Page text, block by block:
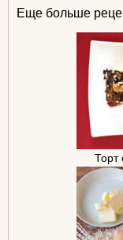
Еще больше
Торт